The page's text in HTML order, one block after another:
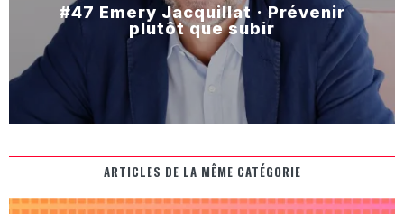
#47 Emery Jacquillat · Prévenir
plutôt que subir
ARTICLES DE LA MÊME CATÉGORIE